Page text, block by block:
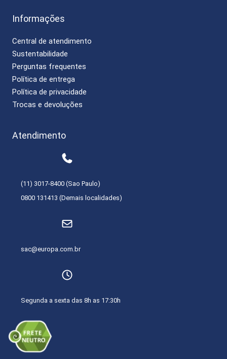
Informações
Central de atendimento
Sustentabilidade
Perguntas frequentes
Política de entrega
Política de privacidade
Trocas e devoluções
Atendimento
(11) 3017-8400 (Sao Paulo)
0800 131413 (Demais localidades)
sac@europa.com.br
Segunda a sexta das 8h as 17:30h